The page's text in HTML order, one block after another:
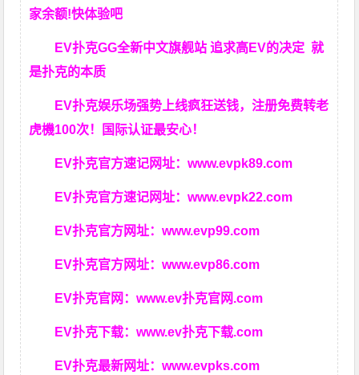
家余额!快体验吧
EV扑克GG全新中文旗舰站 追求高EV的决定就
是扑克的本质
EV扑克娱乐场强势上线疯狂送钱，注册免费转老
虎機100次！国际认证最安心！
EV扑克官方速记网址：www.evpk89.com
EV扑克官方速记网址：www.evpk22.com
EV扑克官方网址：www.evp99.com
EV扑克官方网址：www.evp86.com
EV扑克官网：www.ev扑克官网.com
EV扑克下载：www.ev扑克下载.com
EV扑克最新网址：www.evpks.com